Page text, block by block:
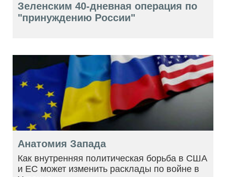
Зеленским 40-дневная операция по
"принуждению России"
Анатомия Запада
Как внутренняя политическая борьба в США
и ЕС может изменить расклады по войне в